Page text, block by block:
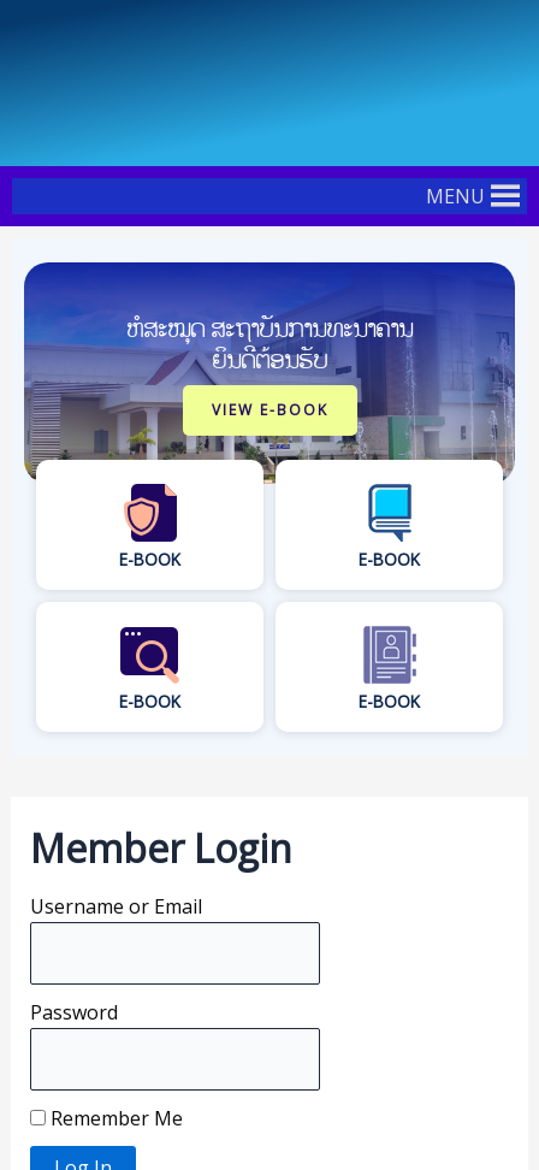
MENU
ຫໍສະໝຸດ ສະຖາບັນການທະນາຄານ
ຍິນດີຕ້ອນຮັບ
VIEW E-BOOK
E-BOOK E-BOOK
E-BOOK E-BOOK
Member Login
Username or Email
Password
Remember Me